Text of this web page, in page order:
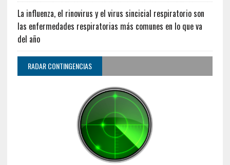
La influenza, el rinovirus y el virus sincicial respiratorio son
las enfermedades respiratorias más comunes en lo que va
del año
RADAR CONTINGENCIAS